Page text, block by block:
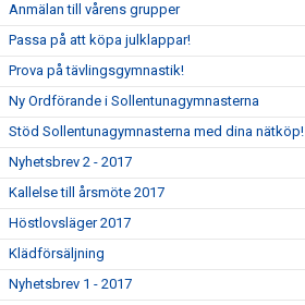
Anmälan till vårens grupper
Passa på att köpa julklappar!
Prova på tävlingsgymnastik!
Ny Ordförande i Sollentunagymnasterna
Stöd Sollentunagymnasterna med dina nätköp!
Nyhetsbrev 2 - 2017
Kallelse till årsmöte 2017
Höstlovsläger 2017
Klädförsäljning
Nyhetsbrev 1 - 2017